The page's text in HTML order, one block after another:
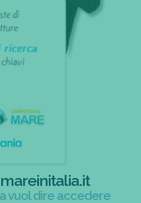
vuol dire accedere